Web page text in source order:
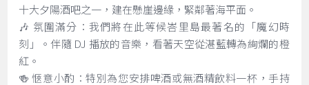
十大夕陽酒吧之一，建在懸崖邊緣，緊鄰著海平面。
🎶 氛圍滿分：我們將在此等候峇里島最著名的「魔幻時
刻」。伴隨 DJ 播放的音樂，看著天空從湛藍轉為絢爛的橙
紅。
🍻 愜意小酌：特別為您安排啤酒或無酒精飲料一杯，手持